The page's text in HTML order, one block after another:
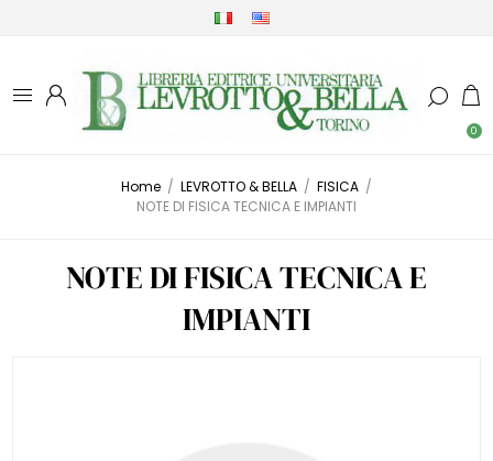
0
Home / LEVROTTO & BELLA / FISICA /
NOTE DI FISICA TECNICA E IMPIANTI
NOTE DI FISICA TECNICA E
IMPIANTI